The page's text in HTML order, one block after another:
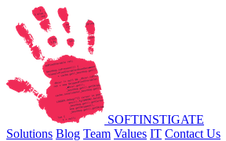
SOFTINSTIGATE
Solutions Blog Team Values IT Contact Us